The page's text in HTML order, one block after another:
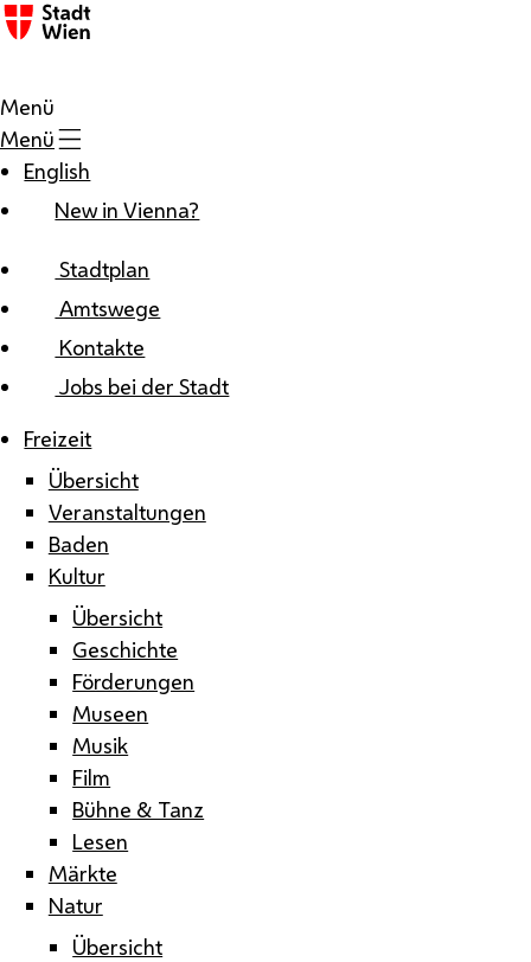
Zum Inhalt
Menü
Menü
English
New in Vienna?
Stadtplan
Amtswege
Kontakte
Jobs bei der Stadt
Freizeit
Übersicht
Veranstaltungen
Baden
Kultur
Übersicht
Geschichte
Förderungen
Museen
Musik
Film
Bühne & Tanz
Lesen
Märkte
Natur
Übersicht